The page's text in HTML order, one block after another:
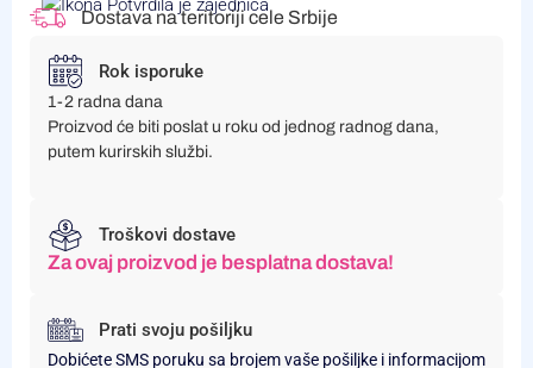
Dostava na teritoriji cele Srbije
Rok isporuke
1-2 radna dana
Proizvod će biti poslat u roku od jednog radnog dana,
putem kurirskih službi.
Troškovi dostave
Za ovaj proizvod je besplatna dostava!
Prati svoju pošiljku
Dobićete SMS poruku sa brojem vaše pošiljke i informacijom